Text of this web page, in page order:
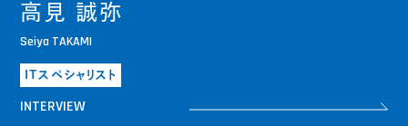
高見 誠弥
Seiya TAKAMI
ITスペシャリスト
INTERVIEW